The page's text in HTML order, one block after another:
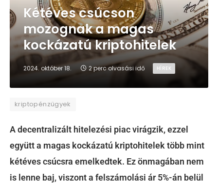
Kétéves csúcson
mozognak a magas
kockázatú kriptohitelek
2024. október 18. 2 perc olvasási idő HÍREK
kriptopénzügyek
A decentralizált hitelezési piac virágzik, ezzel
együtt a magas kockázatú kriptohitelek több mint
kétéves csúcsra emelkedtek. Ez önmagában nem
is lenne baj, viszont a felszámolási ár 5%-án belül